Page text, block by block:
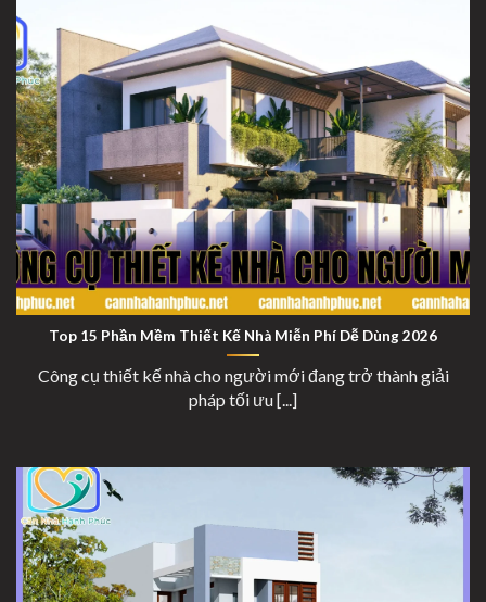
Công Cụ Thiết Kế Nhà Cho Người Mới
Top 15 Phần Mềm Thiết Kế Nhà Miễn Phí Dễ Dùng 2026
Công cụ thiết kế nhà cho người mới đang trở thành giải
pháp tối ưu [...]